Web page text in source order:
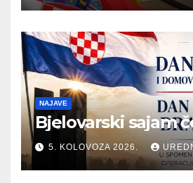
NAJAVE
Bjelovarski sajam
5. KOLOVOZA 2026.